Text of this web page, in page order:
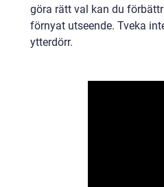
göra rätt val kan du
förnyat utseende. Tveka
ytterdörr.